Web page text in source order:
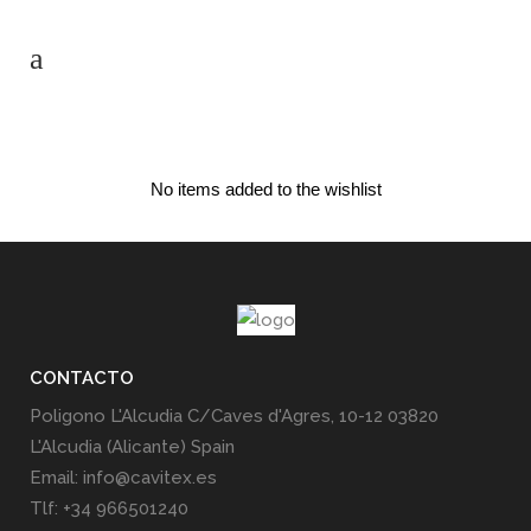
No items added to the wishlist
CONTACTO
Poligono L'Alcudia C/Caves d'Agres, 10-12 03820
L'Alcudia (Alicante) Spain
Email: info@cavitex.es
Tlf: +34 966501240